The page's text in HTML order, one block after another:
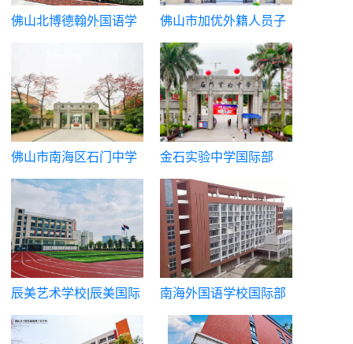
佛山北博德翰外国语学
佛山市加优外籍人员子
女学校
佛山市南海区石门中学
国际部|石门国际课程中
心
金石实验中学国际部
辰美艺术学校|辰美国际
艺术教育
南海外国语学校国际部